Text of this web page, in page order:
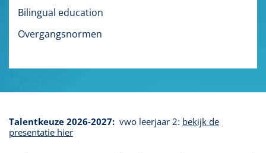
Bilingual education
Overgangsnormen
Talentkeuze 2026-2027: vwo leerjaar 2: bekijk de
presentatie hier